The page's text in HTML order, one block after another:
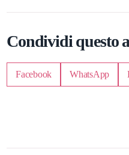
Condividi questo
Facebook WhatsApp